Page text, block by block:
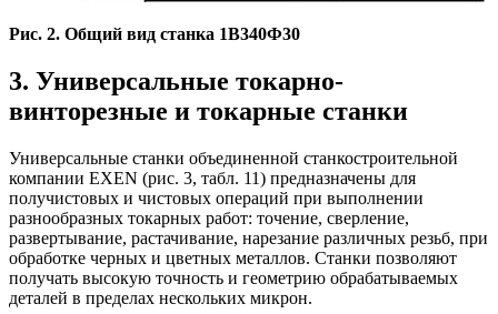
Рис. 2. Общий вид станка 1В340Ф30
3. Универсальные токарно-
винторезные и токарные станки
Универсальные станки объединенной станкостроительной
компании EXEN (рис. 3, табл. 11) предназначены для
получистовых и чистовых операций при выполнении
разнообразных токарных работ: точение, сверление,
развертывание, растачивание, нарезание различных резьб, при
обработке черных и цветных металлов. Станки позволяют
получать высокую точность и геометрию обрабатываемых
деталей в пределах нескольких микрон.